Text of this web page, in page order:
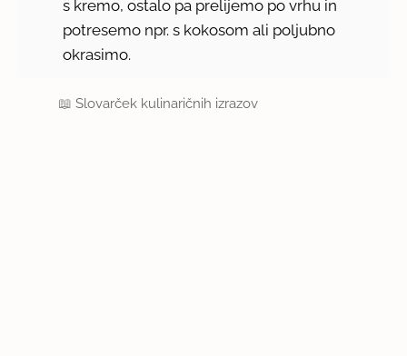
s kremo, ostalo pa prelijemo po vrhu in
potresemo npr. s kokosom ali poljubno
okrasimo.
📖Slovarček kulinaričnih izrazov